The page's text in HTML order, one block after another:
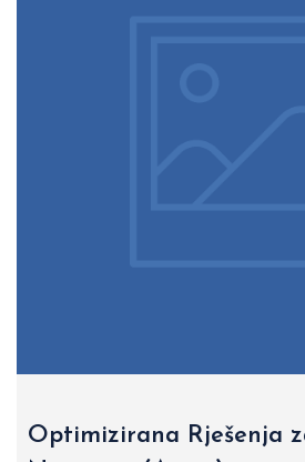
Optimizirana Rješenja